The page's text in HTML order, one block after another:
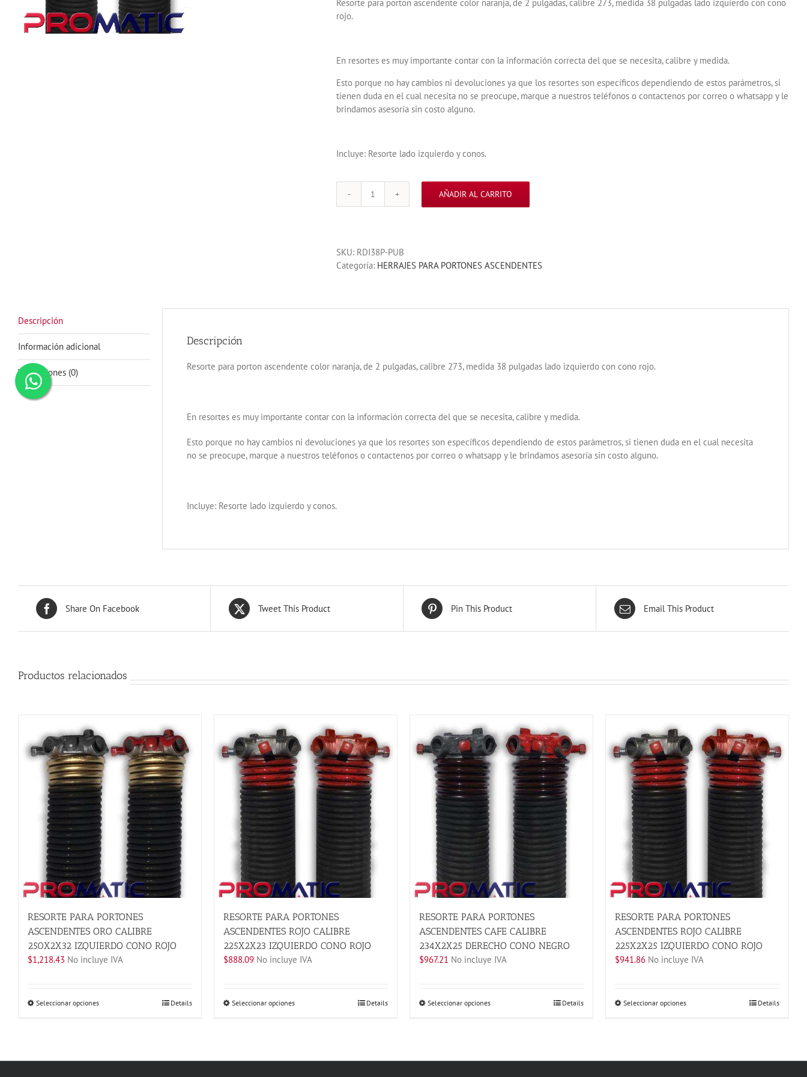
Resorte para porton ascendente color naranja, de 2 pulgadas, calibre 273, medida 38 pulgadas lado izquierdo con cono
rojo.
En resortes es muy importante contar con la información correcta del que se necesita, calibre y medida.
Esto porque no hay cambios ni devoluciones ya que los resortes son específicos dependiendo de estos parámetros, si
tienen duda en el cual necesita no se preocupe, marque a nuestros teléfonos o contactenos por correo o whatsapp y le
brindamos asesoría sin costo alguno.
Incluye: Resorte lado izquierdo y conos.
RESORTE
NARANJA
CALIBRE
AÑADIR AL CARRITO
SKU: RDI38P-PUB
Categoría: HERRAJES PARA PORTONES ASCENDENTES
Descripción
Información adicional
Valoraciones (0)
Descripción
Resorte para porton ascendente color naranja, de 2 pulgadas, calibre 273, medida 38 pulgadas lado izquierdo con cono rojo.
En resortes es muy importante contar con la información correcta del que se necesita, calibre y medida.
Esto porque no hay cambios ni devoluciones ya que los resortes son específicos dependiendo de estos parámetros, si tienen duda en el cual necesita
no se preocupe, marque a nuestros teléfonos o contactenos por correo o whatsapp y le brindamos asesoría sin costo alguno.
Incluye: Resorte lado izquierdo y conos.
Share On Facebook Tweet This Product Pin This Product Email This Product
Productos relacionados
RESORTE PARA PORTONES
ASCENDENTES ORO CALIBRE
250X2X32 IZQUIERDO CONO ROJO
$1,218.43 No incluye IVA
Seleccionar opcionesEste
Details
RESORTE PARA PORTONES
ASCENDENTES ROJO CALIBRE
225X2X23 IZQUIERDO CONO ROJO
$888.09 No incluye IVA
Seleccionar opcionesEste
Details
RESORTE PARA PORTONES
ASCENDENTES CAFE CALIBRE
234X2X25 DERECHO CONO NEGRO
$967.21 No incluye IVA
Seleccionar opcionesEste
Details
RESORTE PARA PORTONES
ASCENDENTES ROJO CALIBRE
225X2X25 IZQUIERDO CONO ROJO
$941.86 No incluye IVA
Seleccionar opcionesEste
Details